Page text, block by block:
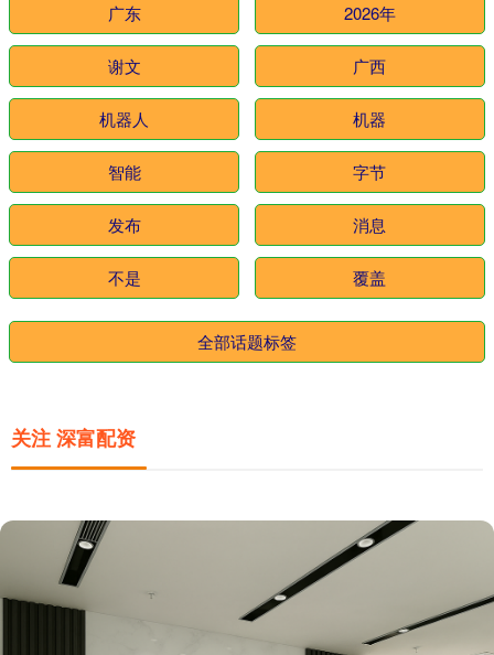
广东 2026年
谢文 广西
机器人 机器
智能 字节
发布 消息
不是 覆盖
全部话题标签
关注 深富配资